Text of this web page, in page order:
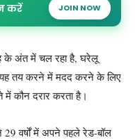
करें JOIN NOW
के अंत में चल रहा है, घरेलू
यह तय करने में मदद करने के लिए
कौन दरार करता है।
वर्षों में अपने पहले रेड-बॉल